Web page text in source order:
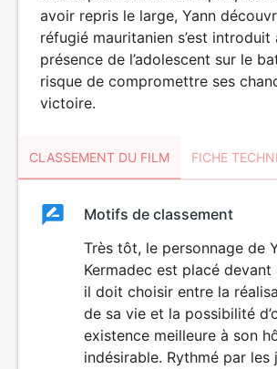
avoir repris le large, Yann
réfugié mauritanien s’est introduit
présence de l’adolescent sur le
risque de compromettre ses
victoire.
CLASSEMENT DU FILM FICHE
ClassementClassement
Motifs de classement
Très tôt, le personnage de
Kermadec est placé devant
il doit choisir entre la
de sa vie et la possibilité
existence meilleure à son
indésirable. Rythmé par les